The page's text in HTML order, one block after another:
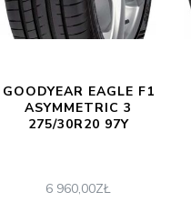
GOODYEAR EAGLE F1
ASYMMETRIC 3
275/30R20 97Y
6 960,00ZŁ